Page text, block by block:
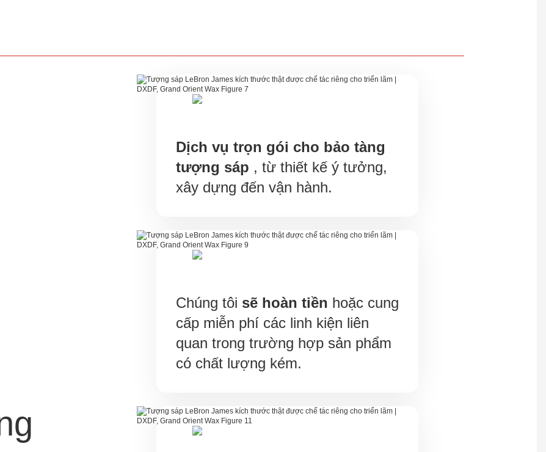
Dịch vụ trọn gói cho bảo tàng
tượng sáp , từ thiết kế ý tưởng,
xây dựng đến vận hành.
Chúng tôi sẽ hoàn tiền hoặc cung
cấp miễn phí các linh kiện liên
quan trong trường hợp sản phẩm
có chất lượng kém.